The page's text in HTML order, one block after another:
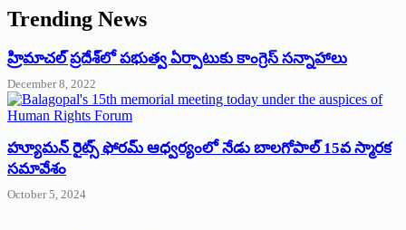
Trending News
‌హ్రిమాచల్‌ ‌ప్రదేశ్‌లో పభుత్వ ఏర్పాటుకు కాంగ్రెస్‌ ‌సన్నాహాలు
December 8, 2022
హ్యూమన్‌ రైట్స్‌ ఫోరమ్‌ ఆధ్వర్యంలో నేడు బాలగోపాల్‌ 15వ స్మారక
సమావేశం
October 5, 2024